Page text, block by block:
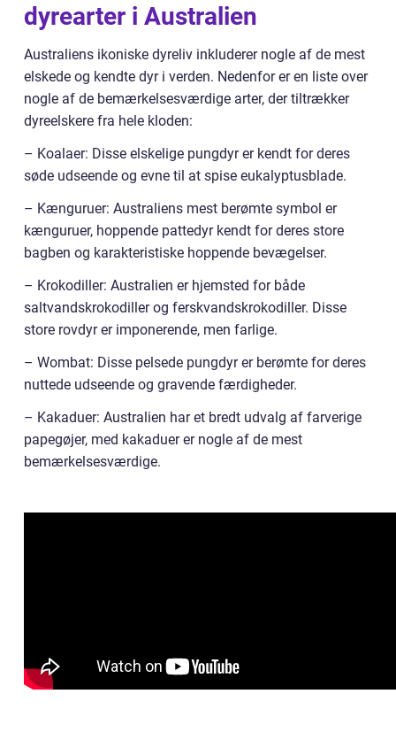
dyrearter i Australien
Australiens ikoniske dyreliv inkluderer nogle af de mest
elskede og kendte dyr i verden. Nedenfor er en liste over
nogle af de bemærkelsesværdige arter, der tiltrækker
dyreelskere fra hele kloden:
– Koalaer: Disse elskelige pungdyr er kendt for deres
søde udseende og evne til at spise eukalyptusblade.
– Kænguruer: Australiens mest berømte symbol er
kænguruer, hoppende pattedyr kendt for deres store
bagben og karakteristiske hoppende bevægelser.
– Krokodiller: Australien er hjemsted for både
saltvandskrokodiller og ferskvandskrokodiller. Disse
store rovdyr er imponerende, men farlige.
– Wombat: Disse pelsede pungdyr er berømte for deres
nuttede udseende og gravende færdigheder.
– Kakaduer: Australien har et bredt udvalg af farverige
papegøjer, med kakaduer er nogle af de mest
bemærkelsesværdige.